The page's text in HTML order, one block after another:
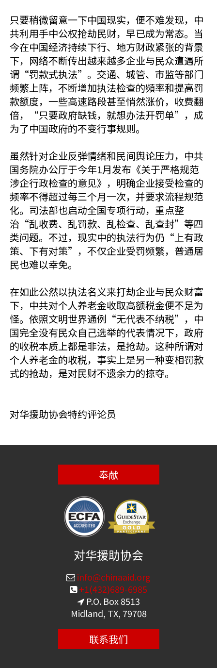
只要稍微留意一下中国现实，便不难发现，中
共利用手中公权抢劫民财，早已成为常态。当
今在中国经济持续下行、地方财政紧张的背景
下，网络不断传出越来越多企业与民众遭遇所
谓“罚款式执法”。交通、城管、市监等部门
频繁上阵，不断增加执法检查的頻率和提高罚
款额度，一些高速路段甚至悄然涨价，收费翻
倍，“只要政府缺钱，就想办法开罚单”，成
为了中国政府的不变行事规则。
虽然针对企业反弹情绪和民间舆论压力，中共
国务院办公厅于今年1月发布《关于严格规范
涉企行政检查的意见》，明确企业接受检查的
频率不得超过每三个月一次，并要求流程规范
化。司法部也启动全国专项行动，重点整
治“乱收费、乱罚款、乱检查、乱查封”等四
类问题。不过，现实中的执法行为仍“上有政
策、下有对策”，不仅企业受罚频繁，普通居
民也难以幸免。
在如此公然以执法名义来打劫企业与民众财富
下，中共对个人养老金收取高额税金便不足为
怪。依照文明世界通例“无代表不纳税”，中
国完全没有民众自己选举的代表情况下，政府
的收税本质上都是非法，是抢劫。这种所谓对
个人养老金的收税，事实上是另一种变相罚款
式的抢劫，是对民财不遗余力的掠夺。
对华援助协会特约评论员
奉献
对华援助协会
info@chinaaid.org
+1(432)689-6985
P.O. Box 8513
Midland, TX, 79708
联系我们